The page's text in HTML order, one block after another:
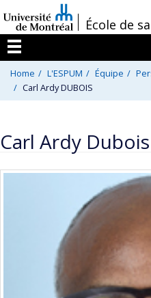
au
contenu
/École de
Menu
Home L'ESPUM Équipe
Carl Ardy DUBOIS
Carl Ardy Dubois